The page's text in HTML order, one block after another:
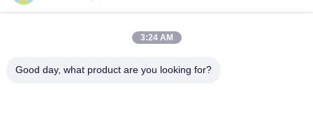
Produk
Tentang Kami
3:24 AM
Good day, what product are you looking for?